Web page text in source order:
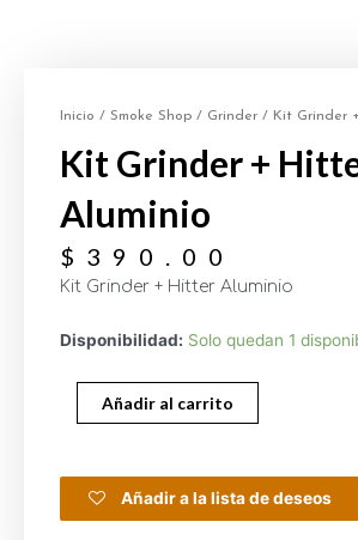
Inicio / Smoke Shop / Grinder / Kit Grinder
Kit Grinder +
Aluminio
$ 390.00
Kit Grinder + Hitter Aluminio
Disponibilidad: Solo quedan 1
Añadir al carrito
Añadir a la lista de deseos